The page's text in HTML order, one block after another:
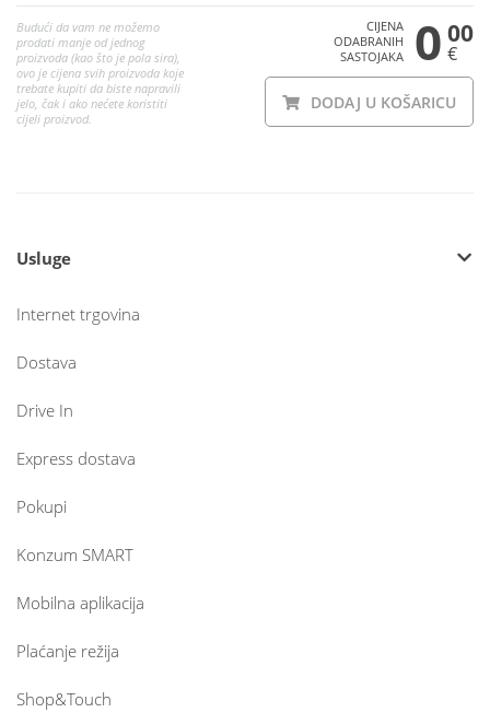
Budući da vam ne možemo
prodati manje od jednog
proizvoda (kao što je pola sira),
ovo je cijena svih proizvoda koje
trebate kupiti da biste napravili
jelo, čak i ako nećete koristiti
cijeli proizvod.
CIJENA
ODABRANIH
SASTOJAKA
0 00
€
DODAJ U KOŠARICU
Usluge
Internet trgovina
Dostava
Drive In
Express dostava
Pokupi
Konzum SMART
Mobilna aplikacija
Plaćanje režija
Shop&Touch